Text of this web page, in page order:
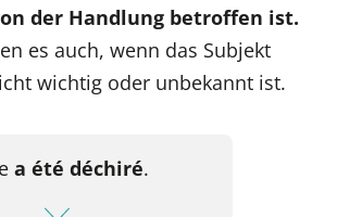
der Handlung betroffen ist.
es auch, wenn das Subjekt
wichtig oder unbekannt ist.
a été déchiré.